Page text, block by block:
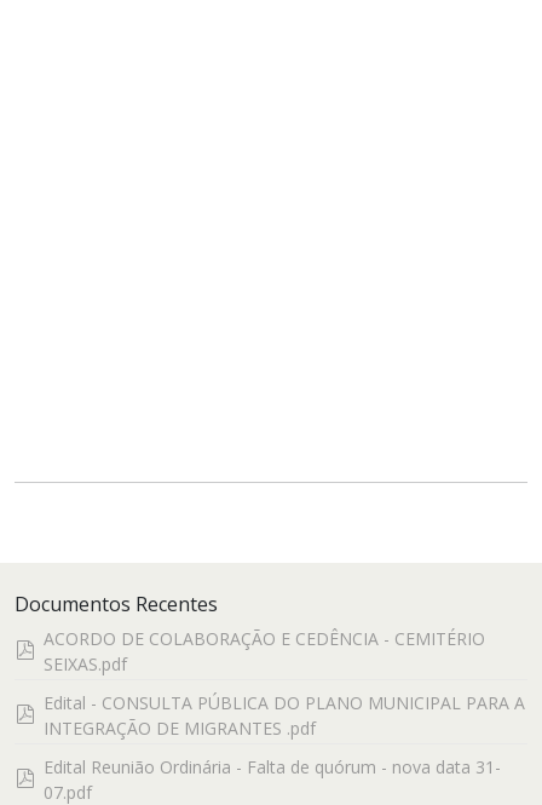
Documentos Recentes
pdf
ACORDO DE COLABORAÇÃO E CEDÊNCIA - CEMITÉRIO
SEIXAS.pdf
pdf
Edital - CONSULTA PÚBLICA DO PLANO MUNICIPAL PARA A
INTEGRAÇÃO DE MIGRANTES .pdf
pdf
Edital Reunião Ordinária - Falta de quórum - nova data 31-
07.pdf